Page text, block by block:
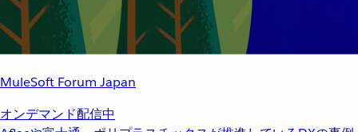
MuleSoft Forum Japan
オンデマンド配信中